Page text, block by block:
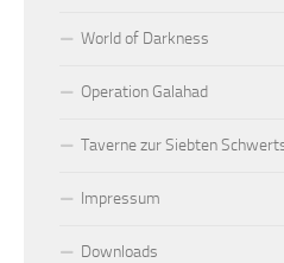
World of Darkness
Operation Galahad
Taverne zur Siebten
Impressum
Downloads